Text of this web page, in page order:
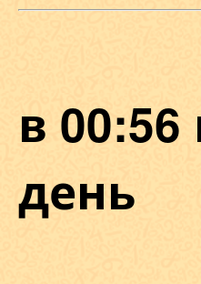
в
день